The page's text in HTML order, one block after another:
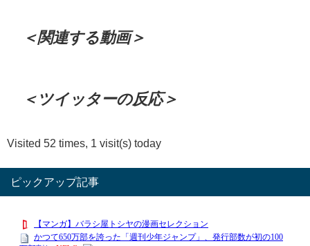
＜関連する動画＞
＜ツイッターの反応＞
Visited 52 times, 1 visit(s) today
ピックアップ記事